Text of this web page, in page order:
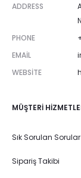
ADDRESS
PHONE
EMAIL
WEBSITE
MÜŞTERI
Sık Sorulan Sorular
Sipariş Takibi